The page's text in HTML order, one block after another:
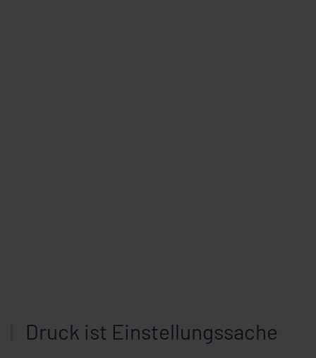
Druck ist Einstellungssache